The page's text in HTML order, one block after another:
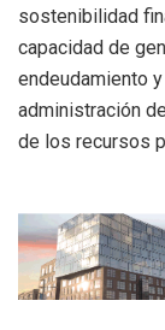
sostenibilidad
capacidad de
endeudamiento
administración
de los recursos